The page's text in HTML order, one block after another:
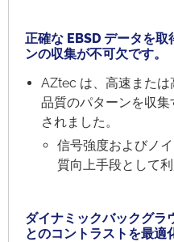
正確な EBSD データを
ンの収集が不可欠です。
AZtec は、高速また
品質のパターンを収
されました。
信号強度およびノ
質向上手段として利
ダイナミックバックグラ
とのコントラストを最適